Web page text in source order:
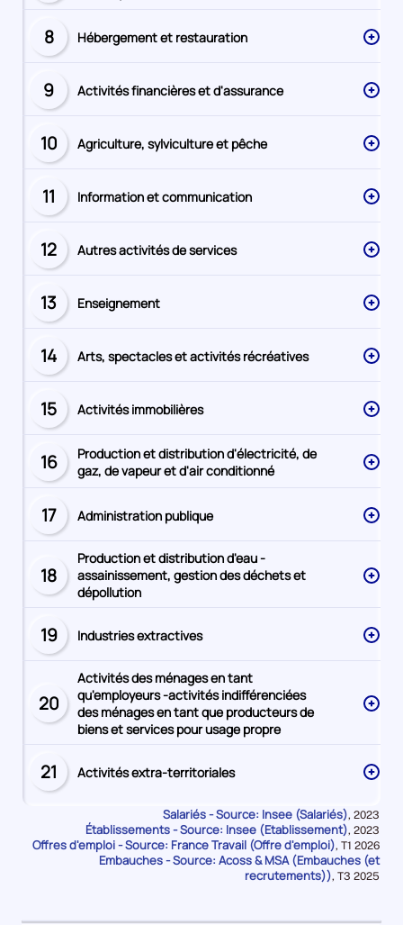
numéro
Secteur
numéro
8 Hébergement et restauration
Secteur
numéro
9 Activités financières et d'assurance
Secteur
numéro
10 Agriculture, sylviculture et pêche
Secteur
numéro
11 Information et communication
Secteur
numéro
12 Autres activités de services
Secteur
numéro
13 Enseignement
Secteur
numéro
14 Arts, spectacles et activités récréatives
Secteur
numéro
15 Activités immobilières
Secteur
numéro
16
Production et distribution d'électricité, de
gaz, de vapeur et d'air conditionné
Secteur
numéro
17 Administration publique
Secteur
numéro
18
Production et distribution d'eau -
assainissement, gestion des déchets et
dépollution
Secteur
numéro
19 Industries extractives
Secteur
numéro
20
Activités des ménages en tant
qu'employeurs -activités indifférenciées
des ménages en tant que producteurs de
biens et services pour usage propre
Secteur
numéro
21 Activités extra-territoriales
Salariés - Source: Insee (Salariés), Données
pour
la
période
2023
Établissements - Source: Insee (Etablissement), Données
pour
la
période
2023
Offres d'emploi - Source: France Travail (Offre d'emploi), Données
pour
la
T1 2026
Embauches - Source: Acoss & MSA (Embauches (et
recrutements)), Données
T3 2025